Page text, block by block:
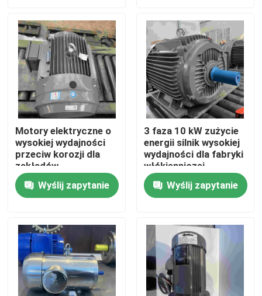
Łączność
Produkty
Filmy
Silnik elektryczny o wysokiej wydajności
Jednofazowe silniki elektryczne
Silniki elektryczne niskiego napięcia
Silnik indukcyjny średniego napięcia
Motory elektryczne o
wysokiej wydajności
przeciw korozji dla
zakładów
chemicznych
Wyślij zapytanie
3 faza 10 kW zużycie
energii silnik wysokiej
wydajności dla fabryki
włókienniczej
Wyślij zapytanie